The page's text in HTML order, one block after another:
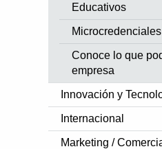
Educativos
Conoce lo que
empresa
Innovación y
Internacional
Marketing /